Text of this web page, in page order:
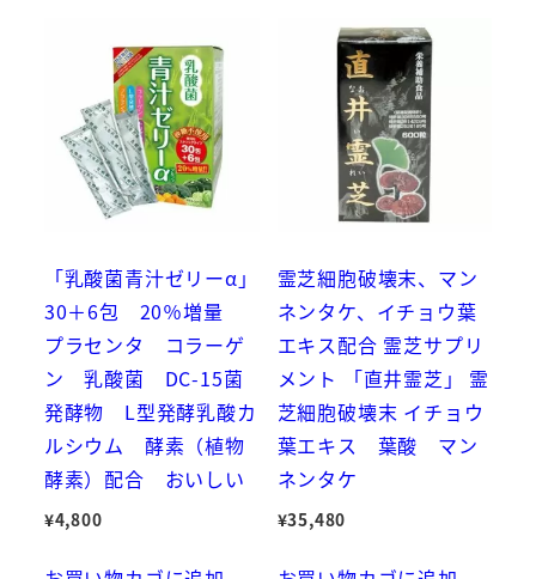
「乳酸菌青汁ゼリーα」
30＋6包 20％増量
プラセンタ コラーゲ
ン 乳酸菌 DC-15菌
発酵物 L型発酵乳酸カ
ルシウム 酵素（植物
酵素）配合 おいしい
¥4,800
霊芝細胞破壊末、マン
ネンタケ、イチョウ葉
エキス配合 霊芝サプリ
メント 「直井霊芝」 霊
芝細胞破壊末 イチョウ
葉エキス 葉酸 マン
ネンタケ
¥35,480